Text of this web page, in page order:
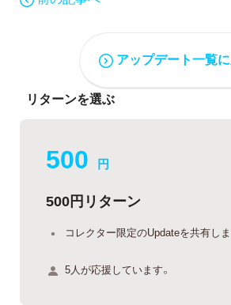
アップデート一覧
リターンを選ぶ
500 円
500円リターン
コレクター限定のUpdateを共有し
5人が応援しています。